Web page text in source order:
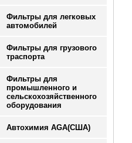
Фильтры для легковых
автомобилей
Фильтры для грузового
траспорта
Фильтры для
промышленного и
сельскохозяйственного
оборудования
Автохимия AGA(США)